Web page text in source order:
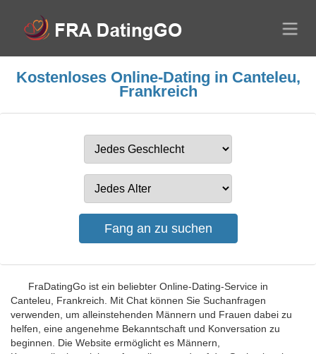
Kostenloses Online-Dating in Canteleu,
Frankreich
FraDatingGo ist ein beliebter Online-Dating-Service in
Canteleu, Frankreich. Mit Chat können Sie Suchanfragen
verwenden, um alleinstehenden Männern und Frauen dabei zu
helfen, eine angenehme Bekanntschaft und Konversation zu
beginnen. Die Website ermöglicht es Männern,